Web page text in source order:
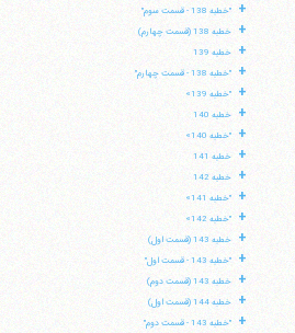
+ "خطبه 138 - قسمت سوم"
+ خطبه 138 (قسمت چهارم)
+ خطبه 139
+ "خطبه 138 - قسمت چهارم"
+ "خطبه 139»
+ خطبه 140
+ "خطبه 140»
+ خطبه 141
+ خطبه 142
+ "خطبه 141»
+ "خطبه 142»
+ خطبه 143 (قسمت اول)
+ "خطبه 143 - قسمت اول"
+ خطبه 143 (قسمت دوم)
+ خطبه 144 (قسمت اول)
+ "خطبه 143 - قسمت دوم"